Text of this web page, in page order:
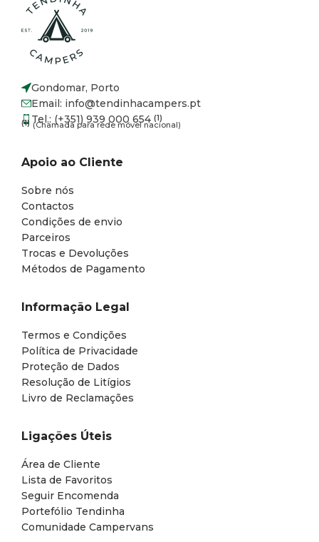
Gondomar, Porto
Email: info@tendinhacampers.pt
Tel.: (+351) 939 000 654 (1)
(1) (Chamada para rede móvel nacional)
Apoio ao Cliente
Sobre nós
Contactos
Condições de envio
Parceiros
Trocas e Devoluções
Métodos de Pagamento
Informação Legal
Termos e Condições
Política de Privacidade
Proteção de Dados
Resolução de Litígios
Livro de Reclamações
Ligações Úteis
Área de Cliente
Lista de Favoritos
Seguir Encomenda
Portefólio Tendinha
Comunidade Campervans